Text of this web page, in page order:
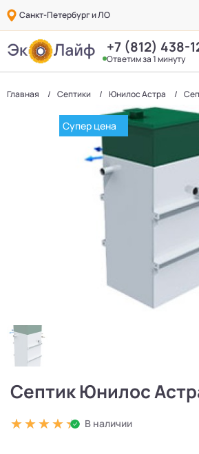
Санкт-Петербург и ЛО
+7 (812) 438-
Ответим за 1 минуту
Главная Септики Юнилос Астра
Супер цена
Септик Юнилос
В наличии